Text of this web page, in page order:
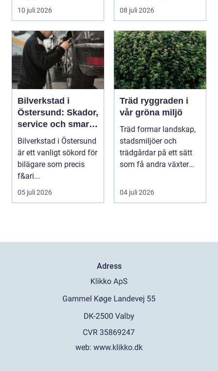
om det handlar om en
10 juli 2026
i samma p...
08 juli 2026
Bilverkstad i
Östersund: Skador,
service och smarta
val för din bil
Bilverkstad i Östersund
är ett vanligt sökord för
bilägare som precis
f&ari...
05 juli 2026
Träd ryggraden i
vår gröna miljö
Träd formar landskap,
stadsmiljöer och
trädgårdar på ett sätt
som få andra växter
04 juli 2026
Adress
web: www.klikko.dk